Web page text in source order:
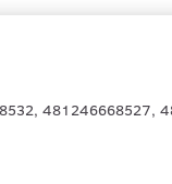
481246668527,